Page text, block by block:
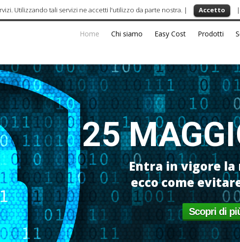
Utilizzando tali servizi ne accetti l'utilizzo da parte nostra. | Accetto |
Home Chi siamo Easy Cost Prodotti
25
Entra in vigore la
ecco come
Scopri di